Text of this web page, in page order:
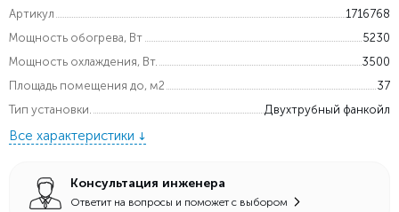
Артикул
1716768
Мощность обогрева, Вт
5230
Мощность охлаждения, Вт.
3500
Площадь помещения до, м2
37
Тип установки.
Двухтрубный фанкойл
Все характеристики
Консультация инженера
Ответит на вопросы и поможет с выбором